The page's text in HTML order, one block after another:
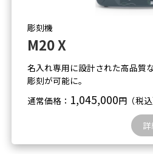
彫刻機
M20 X
名入れ専用に設計された高品質
彫刻が可能に。
通常価格： 1,045,000円（税込